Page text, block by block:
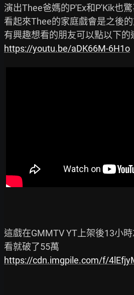
演出Thee爸媽的P'Ex和P'Kik也
看起來Thee的家庭戲會是之後
https://youtu.be/aDK66M-6H1o
這戲在GMMTV YT上架後13小
https://cdn.imgpile.com/f/